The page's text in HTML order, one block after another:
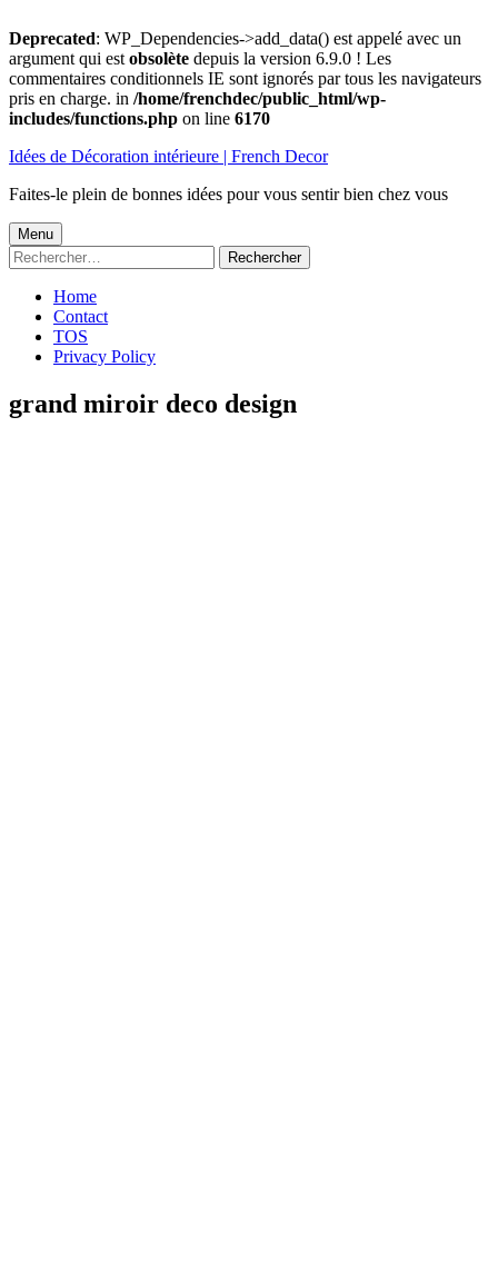
Deprecated: WP_Dependencies->add_data() est appelé avec un
argument qui est obsolète depuis la version 6.9.0 ! Les
commentaires conditionnels IE sont ignorés par tous les navigateurs
pris en charge. in /home/frenchdec/public_html/wp-
includes/functions.php on line 6170
au
Idées de Décoration intérieure | French Decor
Faites-le plein de bonnes idées pour vous sentir bien chez vous
Menu
principal
Menu
Rechercher :
Home
Contact
TOS
Privacy Policy
grand miroir deco design